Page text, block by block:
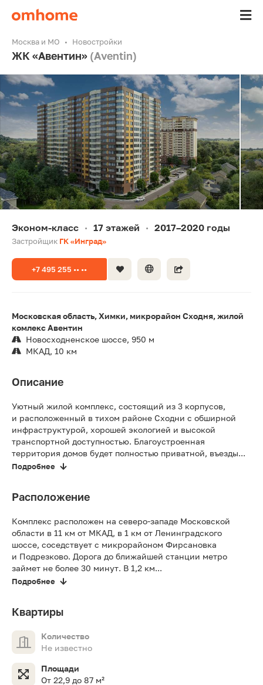
Москва и МО Новостройки
ЖК «Авентин» (Aventin)
Эконом-класс • 17 этажей • 2017–2020 годы
Застройщик ГК «Инград»
+7 495 255 •• ••
Московская область, Химки, микрорайон Сходня, жилой
комлекс Авентин
Новосходненское шоссе, 950 м
МКАД, 10 км
Описание
Уютный жилой комплекс, состоящий из 3 корпусов,
и расположенный в тихом районе Сходни с обширной
инфраструктурой, хорошей экологией и высокой
транспортной доступностью. Благоустроенная
территория домов будет полностью приватной, въезды...
Подробнее
Расположение
Комплекс расположен на северо-западе Московской
области в 11 км от МКАД, в 1 км от Ленинградского
шоссе, соседствует с микрорайоном Фирсановка
и Подрезково. Дорога до ближайшей станции метро
займет не более 30 минут. В 1,2 км...
Подробнее
Квартиры
Количество
Не известно
Площади
От 22,9 до 87 м²